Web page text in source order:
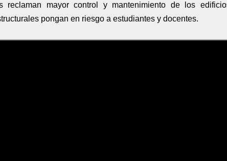
reclaman mayor control y mantenimiento de los
pongan en riesgo a estudiantes y docentes.